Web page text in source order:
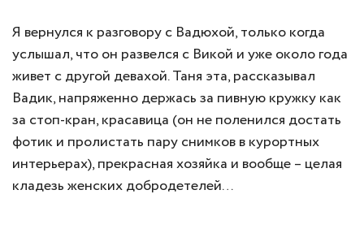
Я вернулся к разговору с Вадюхой, только когда
услышал, что он развелся с Викой и уже около года
живет с другой девахой. Таня эта, рассказывал
Вадик, напряженно держась за пивную кружку как
за стоп-кран, красавица (он не поленился достать
фотик и пролистать пару снимков в курортных
интерьерах), прекрасная хозяйка и вообще – целая
кладезь женских добродетелей…